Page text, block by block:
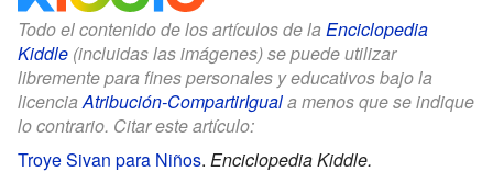
Todo el contenido de los artículos de la Enciclopedia
Kiddle (incluidas las imágenes) se puede utilizar
libremente para fines personales y educativos bajo la
licenciaAtribución-CompartirIguala menos que se indique
lo contrario. Citar este artículo:
Troye Sivan para Niños. Enciclopedia Kiddle.